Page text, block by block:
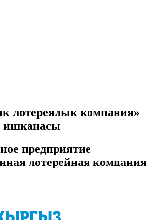
лотереялык компания»
ишканасы
предприятие
лотерейная